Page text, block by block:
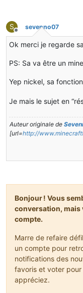
S
Hors-ligne
sevenno07
Ok merci je regarde
PS: Sa va être un
Yep nickel, sa
Je mais le sujet en
Auteur originale de
[url=http://
Bonjour ! Vous
conversation, mais
compte.
Marre de refaire
un compte pour
notifications des
favoris et voter
appréciez.